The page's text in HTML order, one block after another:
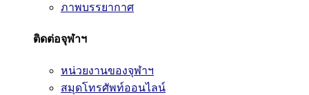
ภาพบรรยากาศ
ติดต่อจุฬาฯ
หน่วยงานของจุฬาฯ
สมุดโทรศัพท์ออนไลน์